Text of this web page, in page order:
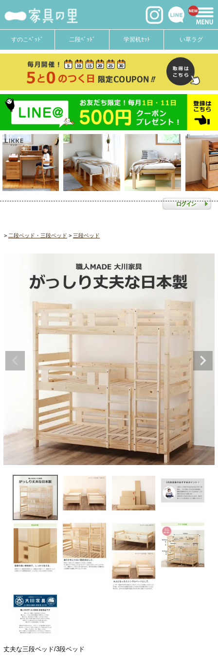
すのこﾍﾞｯﾄﾞ 二段ﾍﾞｯﾄﾞ 学習机ｾｯﾄ い草ラグ
二段ベッド・三段ベッド 三段ベッド
丈夫な三段ベッド/3段ベッド